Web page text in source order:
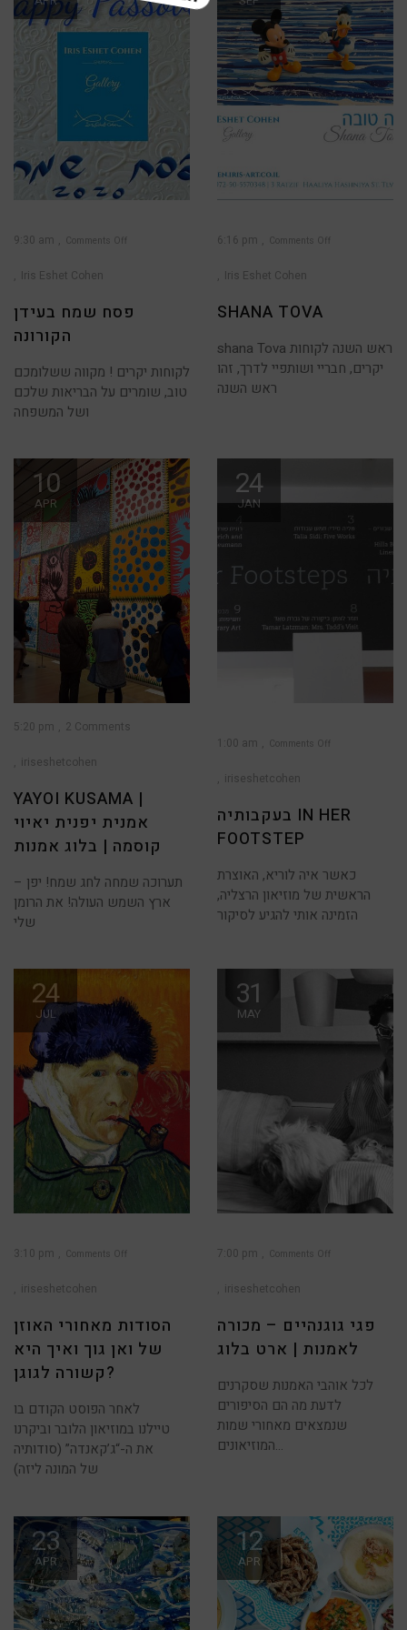
9:30 am Comments Off
Iris Eshet Cohen
פסח שמח בעידן
הקורונה
לקוחות יקרים ! מקווה ששלומכם
טוב, שומרים על הבריאות שלכם
ושל המשפחה
6:16 pm Comments Off
Iris Eshet Cohen
SHANA TOVA
shana Tova ראש השנה לקוחות
יקרים, חבריי ושותפיי לדרך, זהו
ראש השנה
10
APR
5:20 pm 2 Comments
iriseshetcohen
YAYOI KUSAMA |
אמנית יפנית יאיוי
קוסמה | בלוג אמנות
תערוכה שמחה לחג שמח! יפן –
ארץ השמש העולה! את הרומן
שלי
24
JAN
1:00 am Comments Off
iriseshetcohen
בעקבותיה IN HER
FOOTSTEP
כאשר איה לוריא, האוצרת
הראשית של מוזיאון הרצליה,
הזמינה אותי להגיע לסיקור
24
JUL
3:10 pm Comments Off
ואיך
היא
לגוגן?
iriseshetcohen
הסודות מאחורי האוזן
של ואן גוך ואיך היא
קשורה לגוגן?
לאחר הפוסט הקודם בו
טיילנו במוזיאון הלובר וביקרנו
את ה-“ג’קאנדה” (סודותיה
של המונה ליזה)
31
MAY
7:00 pm Comments Off
ארט
בלוג
iriseshetcohen
פגי גוגנהיים – מכורה
לאמנות | ארט בלוג
לכל אוהבי האמנות שסקרנים
לדעת מה הם הסיפורים
שנמצאים מאחורי שמות
המוזיאונים…
23
APR 12
APR